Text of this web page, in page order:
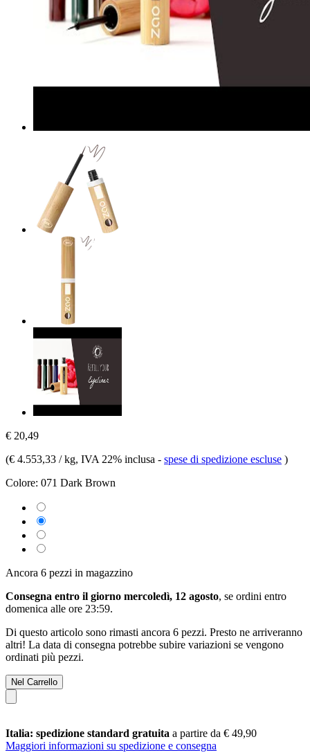
€ 20,49
(€ 4.553,33 / kg, IVA 22% inclusa - spese di spedizione escluse )
Colore: 071 Dark Brown
Ancora 6 pezzi in magazzino
Consegna entro il giorno mercoledì, 12 agosto, se ordini entro
domenica alle ore 23:59.
Di questo articolo sono rimasti ancora 6 pezzi. Presto ne arriveranno
altri! La data di consegna potrebbe subire variazioni se vengono
ordinati più pezzi.
Nel Carrello
Italia: spedizione standard gratuita a partire da € 49,90
Maggiori informazioni su spedizione e consegna